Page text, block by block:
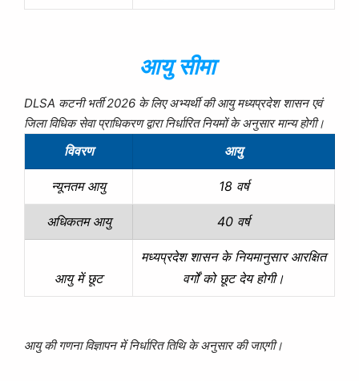
आयु सीमा
DLSA कटनी भर्ती 2026 के लिए अभ्यर्थी की आयु मध्यप्रदेश शासन एवं
जिला विधिक सेवा प्राधिकरण द्वारा निर्धारित नियमों के अनुसार मान्य होगी।
विवरण
आयु
न्यूनतम आयु 18 वर्ष
अधिकतम आयु 40 वर्ष
आयु में छूट
मध्यप्रदेश शासन के नियमानुसार आरक्षित
वर्गों को छूट देय होगी।
आयु की गणना विज्ञापन में निर्धारित तिथि के अनुसार की जाएगी।